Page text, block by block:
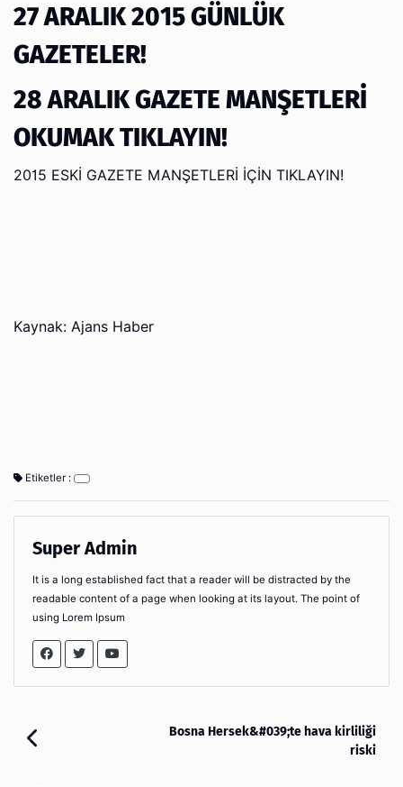
27 ARALIK 2015 GÜNLÜK
GAZETELER!
28 ARALIK GAZETE MANŞETLERİ
OKUMAK TIKLAYIN!
2015 ESKİ GAZETE MANŞETLERİ İÇİN TIKLAYIN!
Kaynak: Ajans Haber
Etiketler :
Super Admin
It is a long established fact that a reader will be distracted by the
readable content of a page when looking at its layout. The point of
using Lorem Ipsum
Bosna Hersek&#039;te hava kirliliği
riski